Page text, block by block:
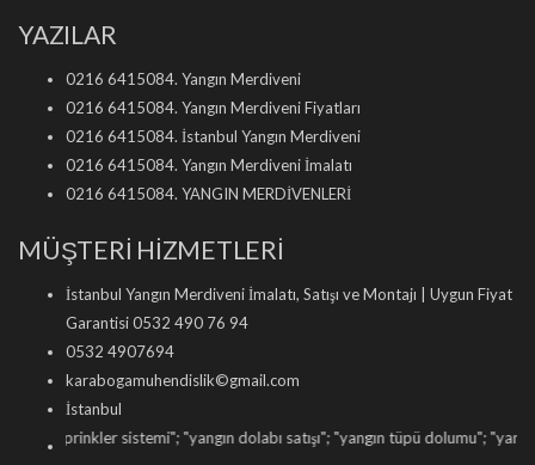
YAZILAR
0216 6415084. Yangın Merdiveni
0216 6415084. Yangın Merdiveni Fiyatları
0216 6415084. İstanbul Yangın Merdiveni
0216 6415084. Yangın Merdiveni İmalatı
0216 6415084. YANGIN MERDİVENLERİ
MÜŞTERİ HİZMETLERİ
İstanbul Yangın Merdiveni İmalatı, Satışı ve Montajı | Uygun Fiyat
Garantisi 0532 490 76 94
0532 4907694
karabogamuhendislik©gmail.com
İstanbul
sistemi"; "yangın dolabı satışı"; "yangın tüpü dolumu"; "yangın kapısı